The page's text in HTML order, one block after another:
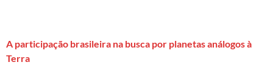
A participação brasileira na busca por planetas análogos à
Terra